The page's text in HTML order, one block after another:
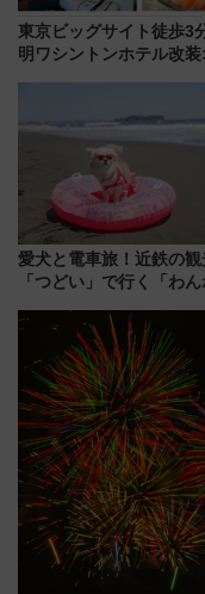
東京ビッグサイト徒歩3
明ワシントンホテル改装
ュッフェを現地レポ
愛犬と電車旅！近鉄の
「つどい」で行く「わ
める日帰りツアー